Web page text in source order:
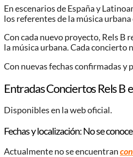
En escenarios de España y
los referentes de la música
Con cada nuevo proyecto, Rels B
la música urbana. Cada concierto
Con nuevas fechas confirmadas y
Entradas Conciertos Rels B
Disponibles en la web oficial.
Fechas y localización: No se
Actualmente no se encuentran